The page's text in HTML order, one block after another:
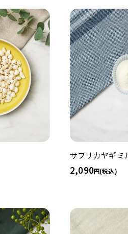
サフリカヤギミ
2,090 (税込)